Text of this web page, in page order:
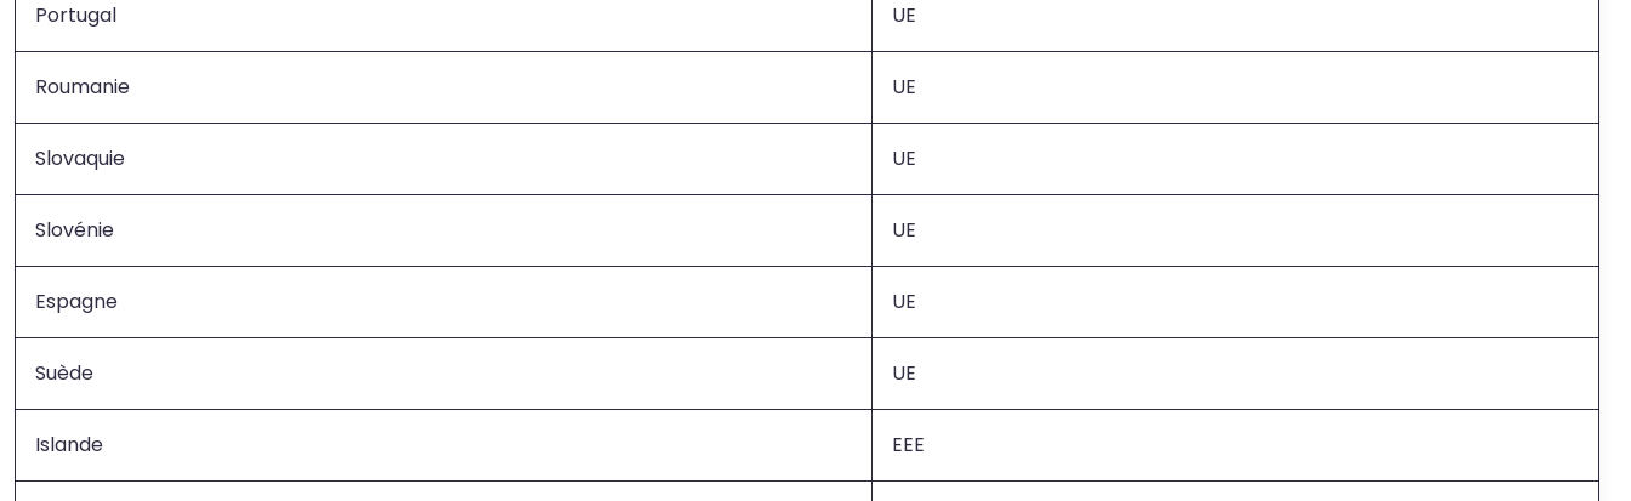
Portugal UE
Roumanie UE
Slovaquie UE
Slovénie UE
Espagne UE
Suède UE
Islande EEE